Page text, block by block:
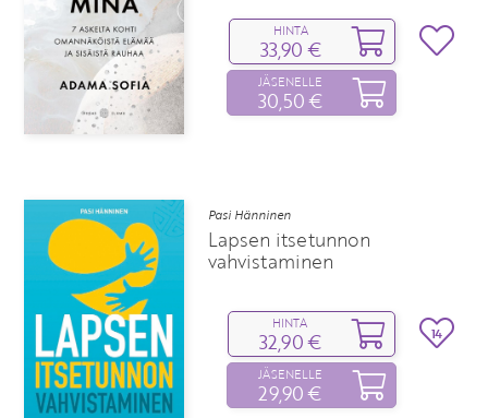
HINTA
33,90 €
JÄSENELLE
30,50 €
Pasi Hänninen
Lapsen itsetunnon
vahvistaminen
HINTA
32,90 €
JÄSENELLE
29,90 €
14